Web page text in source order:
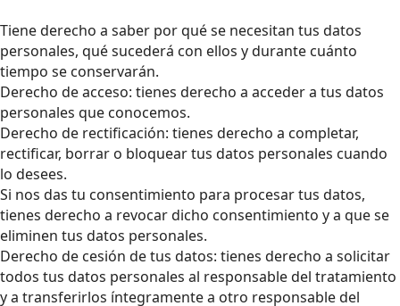
Tiene derecho a saber por qué se necesitan tus datos
personales, qué sucederá con ellos y durante cuánto
tiempo se conservarán.
Derecho de acceso: tienes derecho a acceder a tus datos
personales que conocemos.
Derecho de rectificación: tienes derecho a completar,
rectificar, borrar o bloquear tus datos personales cuando
lo desees.
Si nos das tu consentimiento para procesar tus datos,
tienes derecho a revocar dicho consentimiento y a que se
eliminen tus datos personales.
Derecho de cesión de tus datos: tienes derecho a solicitar
todos tus datos personales al responsable del tratamiento
y a transferirlos íntegramente a otro responsable del